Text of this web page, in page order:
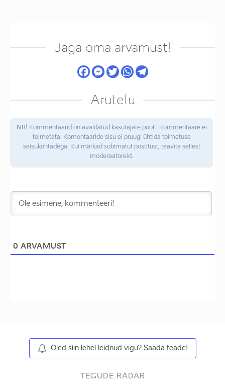
Jaga oma arvamust!
Arutelu
NB! Kommentaarid on avaldatud kasutajate poolt. Kommentaare ei
toimetata. Komentaaride sisu ei pruugi ühtida toimetuse
seisukohtadega. Kui märkad sobimatut postitust, teavita sellest
moderaatoreid.
0 ARVAMUST
Oled siin lehel leidnud vigu? Saada teade!
TEGUDE RADAR